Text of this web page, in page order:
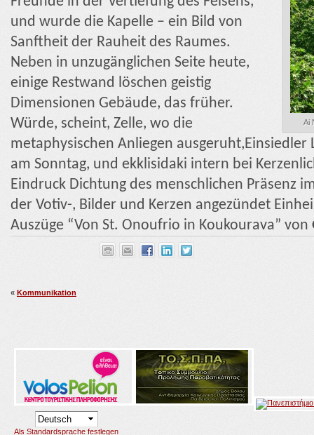
Ai
und wurde die Kapelle – ein Bild von
Sanftheit der Rauheit des Raumes.
Neben in unzugänglichen Seite heute,
einige Restwand löschen geistig
Dimensionen Gebäude, das früher.
Würde, scheint, Zelle, wo die
metaphysischen Anliegen ausgeruht,Einsiedler
am Sonntag, und ekklisidaki intern bei
Eindruck Dichtung des menschlichen Präsenz
der Votiv-, Bilder und Kerzen angezündet
Auszüge “Von St. Onoufrio in Koukourava” von
« Kommunikation
Als Standardsprache festlegen